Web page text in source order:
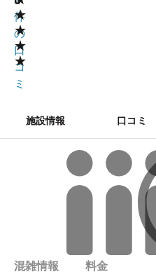
★
★
★
★
件
の
口
コ
ミ
施設情報 口コミ
混雑情報 料金